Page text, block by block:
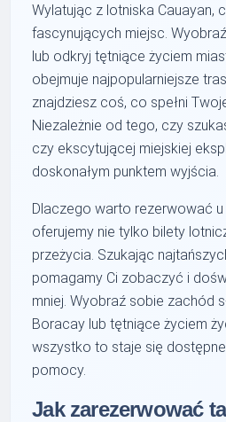
Wylatując z lotniska Cauayan,
fascynujących miejsc.
lub odkryj tętniące życiem
obejmuje najpopularniejsze
znajdziesz coś, co spełni
Niezależnie od tego, czy
czy ekscytującej miejskiej
doskonałym punktem wyjścia.
Dlaczego warto rezerwować u
oferujemy nie tylko bilety
przeżycia. Szukając
pomagamy Ci zobaczyć i
mniej. Wyobraź sobie zachód
Boracay lub tętniące życiem
wszystko to staje się
pomocy.
Jak zarezerwować